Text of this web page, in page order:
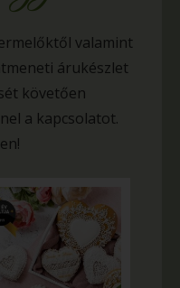
valamint
árukészlet
követően
a kapcsolatot.